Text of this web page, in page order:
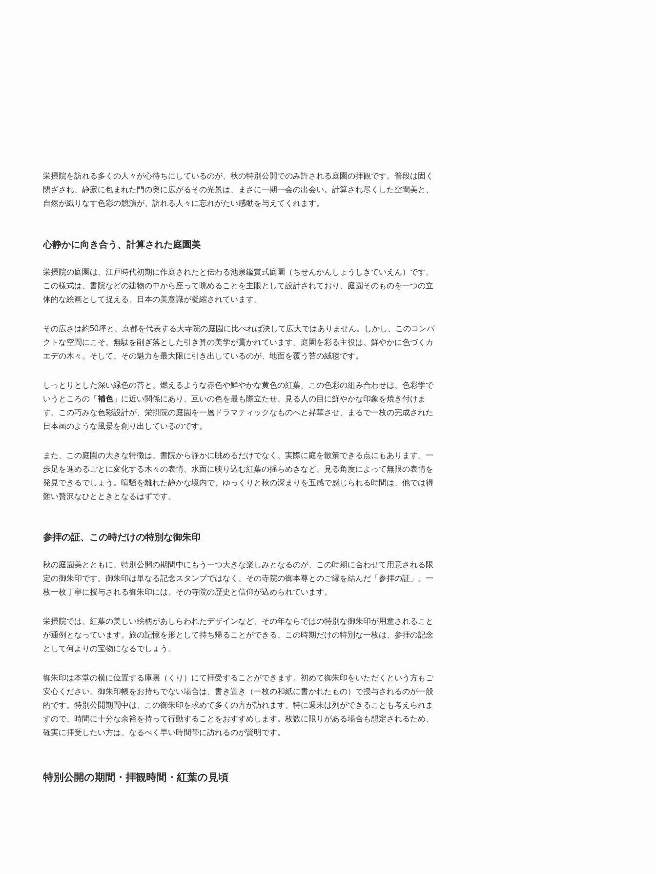
栄摂院を訪れる多くの人々が心待ちにしているのが、秋の特別公開でのみ許される庭園の拝観です。普段は固く
閉ざされ、静寂に包まれた門の奥に広がるその光景は、まさに一期一会の出会い。計算され尽くした空間美と、
自然が織りなす色彩の競演が、訪れる人々に忘れがたい感動を与えてくれます。
心静かに向き合う、計算された庭園美
栄摂院の庭園は、江戸時代初期に作庭されたと伝わる池泉鑑賞式庭園（ちせんかんしょうしきていえん）です。
この様式は、書院などの建物の中から座って眺めることを主眼として設計されており、庭園そのものを一つの立
体的な絵画として捉える、日本の美意識が凝縮されています。
その広さは約50坪と、京都を代表する大寺院の庭園に比べれば決して広大ではありません。しかし、このコンパ
クトな空間にこそ、無駄を削ぎ落とした引き算の美学が貫かれています。庭園を彩る主役は、鮮やかに色づくカ
エデの木々。そして、その魅力を最大限に引き出しているのが、地面を覆う苔の絨毯です。
しっとりとした深い緑色の苔と、燃えるような赤色や鮮やかな黄色の紅葉。この色彩の組み合わせは、色彩学で
いうところの「 補色」に近い関係にあり、互いの色を最も際立たせ、見る人の目に鮮やかな印象を焼き付けま
す。この巧みな色彩設計が、栄摂院の庭園を一層ドラマティックなものへと昇華させ、まるで一枚の完成された
日本画のような風景を創り出しているのです。
また、この庭園の大きな特徴は、書院から静かに眺めるだけでなく、実際に庭を散策できる点にもあります。一
歩足を進めるごとに変化する木々の表情、水面に映り込む紅葉の揺らめきなど、見る角度によって無限の表情を
発見できるでしょう。喧騒を離れた静かな境内で、ゆっくりと秋の深まりを五感で感じられる時間は、他では得
難い贅沢なひとときとなるはずです。
参拝の証、この時だけの特別な御朱印
秋の庭園美とともに、特別公開の期間中にもう一つ大きな楽しみとなるのが、この時期に合わせて用意される限
定の御朱印です。御朱印は単なる記念スタンプではなく、その寺院の御本尊とのご縁を結んだ「参拝の証」。一
枚一枚丁寧に授与される御朱印には、その寺院の歴史と信仰が込められています。
栄摂院では、紅葉の美しい絵柄があしらわれたデザインなど、その年ならではの特別な御朱印が用意されること
が通例となっています。旅の記憶を形として持ち帰ることができる、この時期だけの特別な一枚は、参拝の記念
として何よりの宝物になるでしょう。
御朱印は本堂の横に位置する庫裏（くり）にて拝受することができます。初めて御朱印をいただくという方もご
安心ください。御朱印帳をお持ちでない場合は、書き置き（一枚の和紙に書かれたもの）で授与されるのが一般
的です。特別公開期間中は、この御朱印を求めて多くの方が訪れます。特に週末は列ができることも考えられま
すので、時間に十分な余裕を持って行動することをおすすめします。枚数に限りがある場合も想定されるため、
確実に拝受したい方は、なるべく早い時間帯に訪れるのが賢明です。
特別公開の期間・拝観時間・紅葉の見頃